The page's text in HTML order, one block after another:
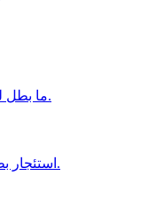
ما بطل لوضع المواهب ، رون أو سحر.
استئجار بطل باستخدام شارات الشرف.